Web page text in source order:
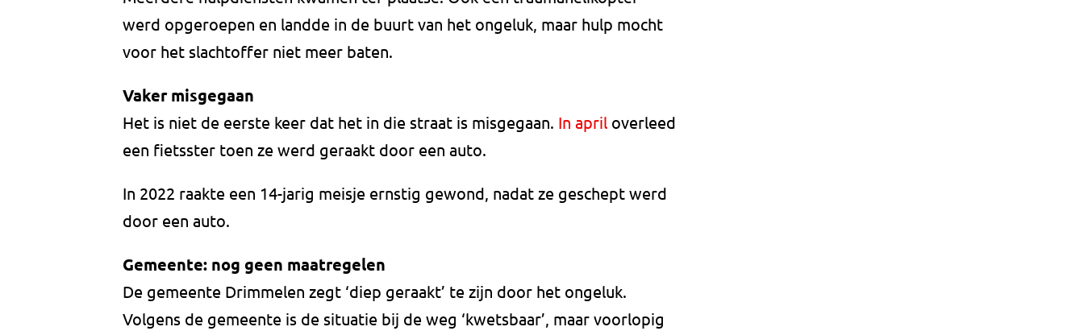
werd opgeroepen en landde in de buurt van het ongeluk, maar hulp mocht
voor het slachtoffer niet meer baten.
Vaker misgegaan
Het is niet de eerste keer dat het in die straat is misgegaan. In april overleed
een fietsster toen ze werd geraakt door een auto.
In 2022 raakte een 14-jarig meisje ernstig gewond, nadat ze geschept werd
door een auto.
Gemeente: nog geen maatregelen
De gemeente Drimmelen zegt ‘diep geraakt’ te zijn door het ongeluk.
Volgens de gemeente is de situatie bij de weg ‘kwetsbaar’, maar voorlopig